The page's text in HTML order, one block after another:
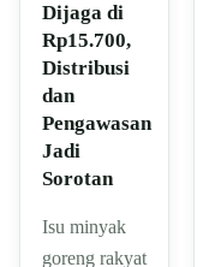
Dijaga di
Rp15.700,
Distribusi
dan
Pengawasan
Jadi
Sorotan
Isu minyak
goreng rakyat